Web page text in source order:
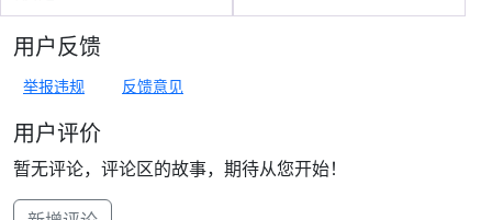
用户反馈
举报违规 反馈意见
用户评价
暂无评论，评论区的故事，期待从您开始！